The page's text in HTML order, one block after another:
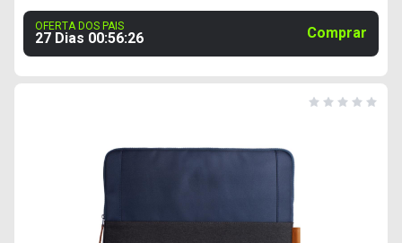
OFERTA DOS PAIS
27 Dias 00:56:25 Comprar